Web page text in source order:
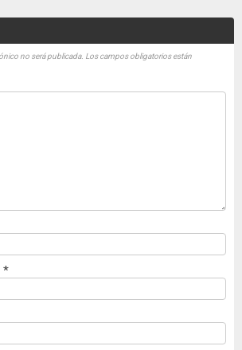
no será publicada. Los campos obligatorios están
*